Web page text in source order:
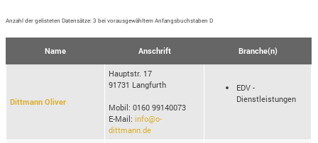
Anzahl der gelisteten Datensätze: 3 bei vorausgewähltem Anfangsbuchstaben D
Name Anschrift Branche(n)
Dittmann Oliver
Hauptstr. 17
91731 Langfurth
Mobil: 0160 99140073
E-Mail:info@o-
dittmann.de
EDV -
Dienstleistungen